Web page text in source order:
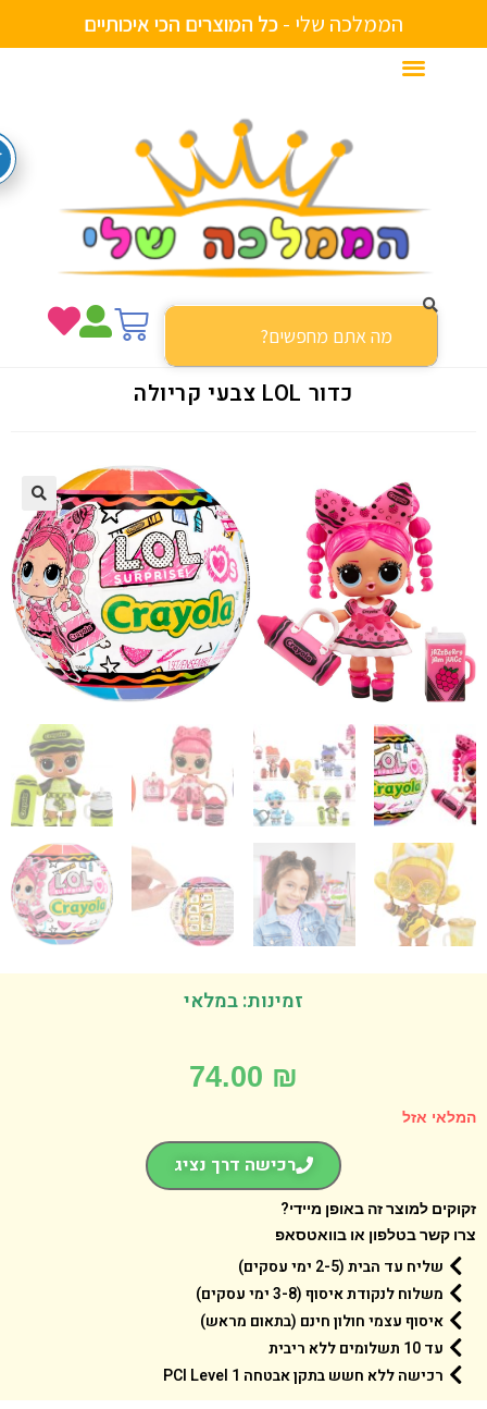
הממלכה שלי -כלהמו צריםהכי איכותיים
כדור LOL צבעי קריולה
זמינות: במלאי
74.00
אזל
רכישה דרך נציג
למוצר זה באופן מיידי?
קשר בטלפון או בוואטסאפ
שליח עד הבית (2-5 ימי עסקים)
משלוח לנקודת איסוף (3-8 ימי עסקים)
איסוף עצמי חולון חינם (בתאום מראש)
עד 10 תשלומים ללא ריבית
רכישה ללא חשש בתקן אבטחה 1 PCI Level